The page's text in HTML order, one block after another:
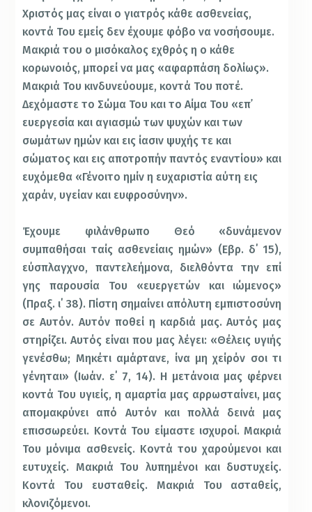
Χριστός μας είναι ο γιατρός κάθε ασθενείας,
κοντά Του εμείς δεν έχουμε φόβο να νοσήσουμε.
Μακριά του ο μισόκαλος εχθρός η ο κάθε
κορωνοιός, μπορεί να μας «αφαρπάση δολίως».
Μακριά Του κινδυνεύουμε, κοντά Του ποτέ.
Δεχόμαστε το Σώμα Του και το Αίμα Του «επ᾿
ευεργεσία και αγιασμώ των ψυχών και των
σωμάτων ημών και εις ίασιν ψυχής τε και
σώματος και εις αποτροπήν παντός εναντίου» και
ευχόμεθα «Γένοιτο ημίν η ευχαριστία αύτη εις
χαράν, υγείαν και ευφροσύνην».
Έχουμε φιλάνθρωπο Θεό «δυνάμενον
συμπαθήσαι ταίς ασθενείαις ημών» (Εβρ. δ΄ 15),
εύσπλαγχνο, παντελεήμονα, διελθόντα την επί
γης παρουσία Του «ευεργετών και ιώμενος»
(Πραξ. ι΄ 38). Πίστη σημαίνει απόλυτη εμπιστοσύνη
σε Αυτόν. Αυτόν ποθεί η καρδιά μας. Αυτός μας
στηρίζει. Αυτός είναι που μας λέγει: «Θέλεις υγιής
γενέσθω; Μηκέτι αμάρτανε, ίνα μη χείρόν σοι τι
γένηται» (Ιωάν. ε΄ 7, 14). Η μετάνοια μας φέρνει
κοντά Του υγιείς, η αμαρτία μας αρρωσταίνει, μας
απομακρύνει από Αυτόν και πολλά δεινά μας
επισσωρεύει. Κοντά Του είμαστε ισχυροί. Μακριά
Του μόνιμα ασθενείς. Κοντά του χαρούμενοι και
ευτυχείς. Μακριά Του λυπημένοι και δυστυχείς.
Κοντά Του ευσταθείς. Μακριά Του ασταθείς,
κλονιζόμενοι.